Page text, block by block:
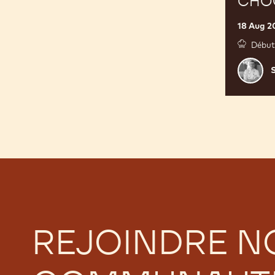
18 Aug
Samuel
Müller
REJOINDRE